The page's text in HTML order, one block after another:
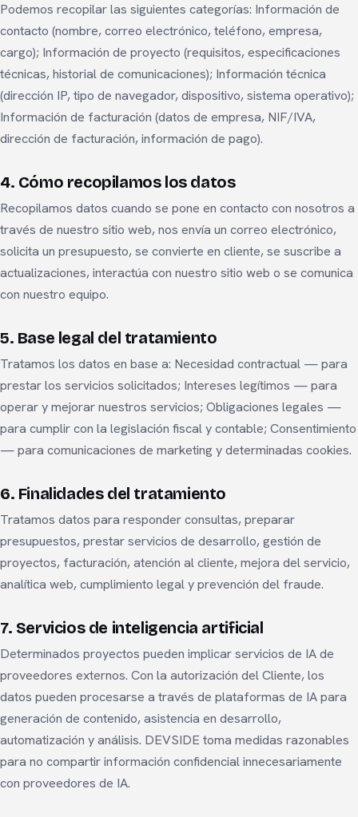
Podemos recopilar las siguientes categorías: Información de
contacto (nombre, correo electrónico, teléfono, empresa,
cargo); Información de proyecto (requisitos, especificaciones
técnicas, historial de comunicaciones); Información técnica
(dirección IP, tipo de navegador, dispositivo, sistema operativo);
Información de facturación (datos de empresa, NIF/IVA,
dirección de facturación, información de pago).
4. Cómo recopilamos los datos
Recopilamos datos cuando se pone en contacto con nosotros a
través de nuestro sitio web, nos envía un correo electrónico,
solicita un presupuesto, se convierte en cliente, se suscribe a
actualizaciones, interactúa con nuestro sitio web o se comunica
con nuestro equipo.
5. Base legal del tratamiento
Tratamos los datos en base a: Necesidad contractual — para
prestar los servicios solicitados; Intereses legítimos — para
operar y mejorar nuestros servicios; Obligaciones legales —
para cumplir con la legislación fiscal y contable; Consentimiento
— para comunicaciones de marketing y determinadas cookies.
6. Finalidades del tratamiento
Tratamos datos para responder consultas, preparar
presupuestos, prestar servicios de desarrollo, gestión de
proyectos, facturación, atención al cliente, mejora del servicio,
analítica web, cumplimiento legal y prevención del fraude.
7. Servicios de inteligencia artificial
Determinados proyectos pueden implicar servicios de IA de
proveedores externos. Con la autorización del Cliente, los
datos pueden procesarse a través de plataformas de IA para
generación de contenido, asistencia en desarrollo,
automatización y análisis. DEVSIDE toma medidas razonables
para no compartir información confidencial innecesariamente
con proveedores de IA.